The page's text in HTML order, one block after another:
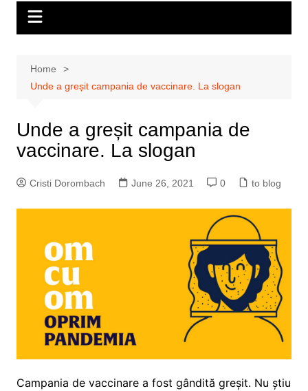
Home
Unde a greșit campania de vaccinare. La slogan
Unde a greșit campania de
vaccinare. La slogan
Cristi Dorombach June 26, 2021 0 to blog
Campania de vaccinare a fost gândită greșit. Nu știu